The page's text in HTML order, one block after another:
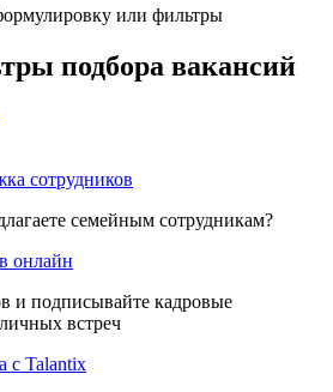
или фильтры
подбора вакансий
сотрудников
семейным сотрудникам?
онлайн
и подписывайте кадровые
встреч
с Talantix